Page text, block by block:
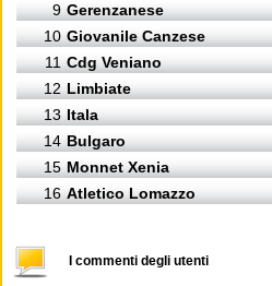
9 Gerenzanese
10 Giovanile Canzese
11 Cdg Veniano
12 Limbiate
13 Itala
14 Bulgaro
15 Monnet Xenia
16 Atletico Lomazzo
I commenti degli utenti